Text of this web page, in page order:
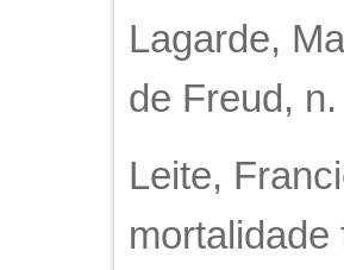
Lagarde,
de Freud,
Leite,